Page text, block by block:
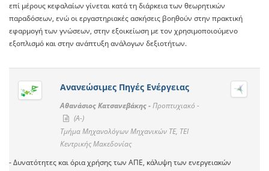
επί μέρους κεφαλαίων γίνεται κατά τη διάρκεια των θεωρητικών
παραδόσεων, ενώ οι εργαστηριακές ασκήσεις βοηθούν στην πρακτική
εφαρμογή των γνώσεων, στην εξοικείωση με τον χρησιμοποιούμενο
εξοπλισμό και στην ανάπτυξη ανάλογων δεξιοτήτων.
Ανανεώσιμες Πηγές Ενέργειας
Αθανάσιος Κατσανεβάκης -Προπτυχιακό -
(A-)
Τμήμα Μηχανολόγων Μηχανικών ΤΕ, ΤΕΙ
Κεντρικής Μακεδονίας
- Δυνατότητες και όρια χρήσης των ΑΠΕ, κάλυψη των ενεργειακών